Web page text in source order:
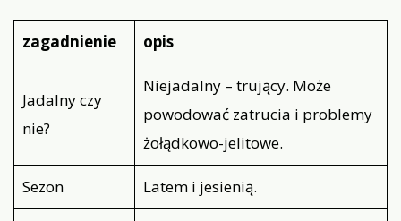
zagadnienie opis
Jadalny czy
nie?
Niejadalny – trujący. Może
powodować zatrucia i problemy
żołądkowo-jelitowe.
Sezon Latem i jesienią.